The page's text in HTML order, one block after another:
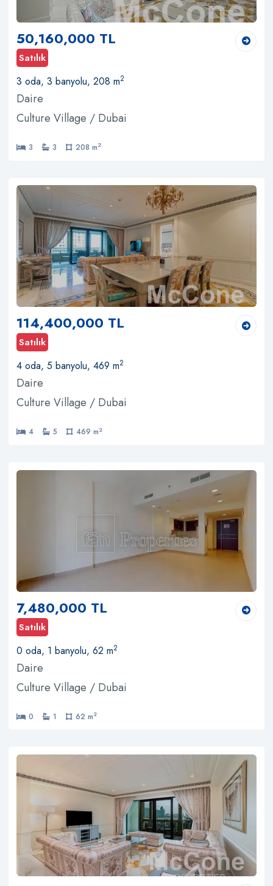
50,160,000 TL
Satılık
3 oda, 3 banyolu, 208 m2
Daire
Culture Village / Dubai
3 3 208 m2
114,400,000 TL
Satılık
4 oda, 5 banyolu, 469 m2
Daire
Culture Village / Dubai
4 5 469 m2
7,480,000 TL
Satılık
0 oda, 1 banyolu, 62 m2
Daire
Culture Village / Dubai
0 1 62 m2